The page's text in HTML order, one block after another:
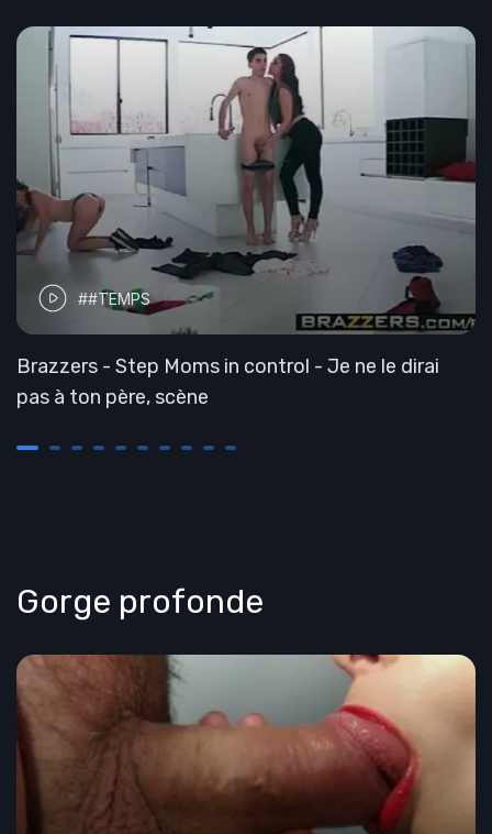
##TEMPS
Brazzers - Step Moms in control - Je ne le dirai
pas à ton père, scène
Gorge profonde